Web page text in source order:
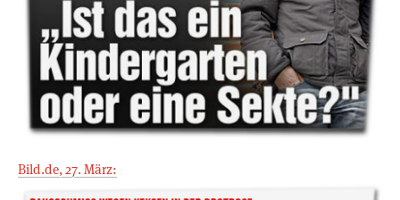
Bild.de, 27. März: